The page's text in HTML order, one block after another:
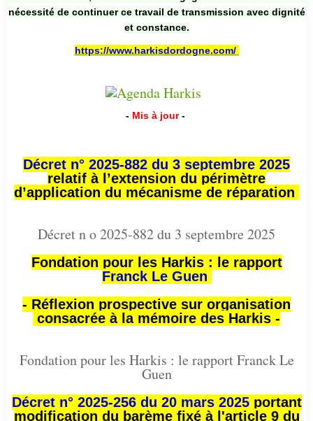
nécessité de continuer ce travail de transmission avec dignité
et constance.
https://www.harkisdordogne.com/
- Mis à jour -
Décret n° 2025-882 du 3 septembre 2025
relatif à l’extension du périmètre
d’application du mécanisme de réparation
Décret n o 2025-882 du 3 septembre 2025
Fondation pour les Harkis : le rapport
Franck Le Guen
- Réflexion prospective sur organisation
consacrée à la mémoire des Harkis -
Fondation pour les Harkis : le rapport Franck Le
Guen
Décret n° 2025-256 du 20 mars 2025portant
modification du barème fixé à l'article 9 du